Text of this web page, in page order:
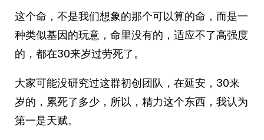
这个命，不是我们想象的那个可以算的命，而是一
种类似基因的玩意，命里没有的，适应不了高强度
的，都在30来岁过劳死了。
大家可能没研究过这群初创团队，在延安，30来
岁的，累死了多少，所以，精力这个东西，我认为
第一是天赋。